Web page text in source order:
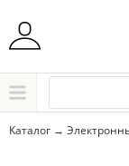
Начните
Каталог →